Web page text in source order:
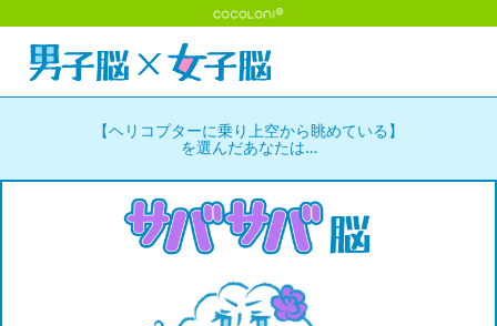
【ヘリコプターに乗り上空から眺めている】
を選んだあなたは…